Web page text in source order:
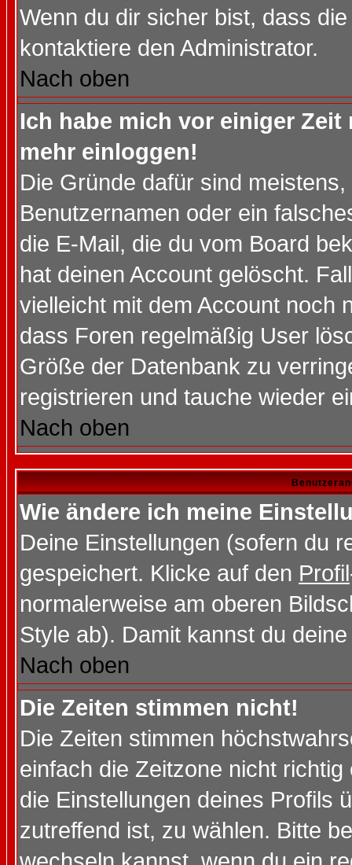
Wenn du dir sicher bist, dass
kontaktiere den Administrator.
Nach oben
Ich habe mich vor einiger
mehr einloggen!
Die Gründe dafür sind
Benutzernamen oder ein
die E-Mail, die du vom Board
hat deinen Account gelöscht.
vielleicht mit dem Account noch
dass Foren regelmäßig User
Größe der Datenbank zu
registrieren und tauche wieder
Nach oben
Wie ändere ich meine
Deine Einstellungen (sofern du
gespeichert. Klicke auf den Profil
normalerweise am oberen
Style ab). Damit kannst du
Nach oben
Die Zeiten stimmen nicht!
Die Zeiten stimmen
einfach die Zeitzone nicht
die Einstellungen deines Profils
zutreffend ist, zu wählen. Bitte